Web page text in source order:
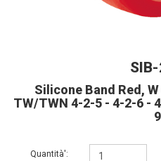
Silicone Band Red,
TW/TWN 4-2-5 - 4-2-6 -
9
Quantità':